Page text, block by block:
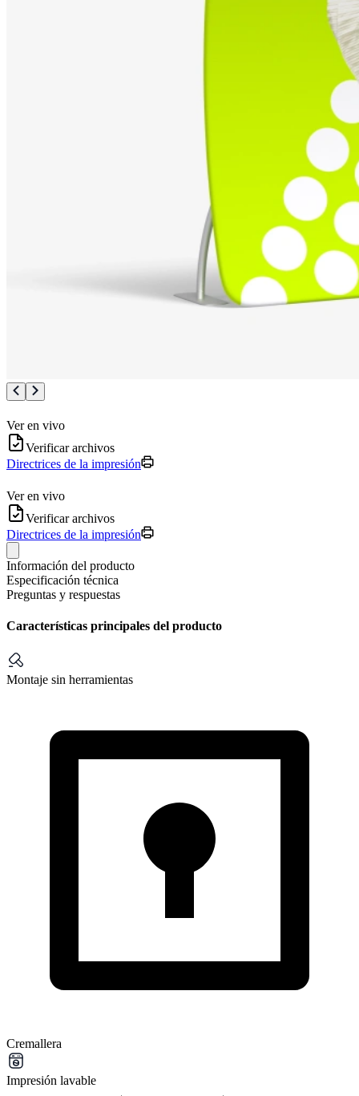
Ver en vivo
Verificar archivos
Directrices de la impresión
Ver en vivo
Verificar archivos
Directrices de la impresión
Información del producto
Especificación técnica
Preguntas y respuestas
Características principales del producto
Montaje sin herramientas
Cremallera
Impresión lavable